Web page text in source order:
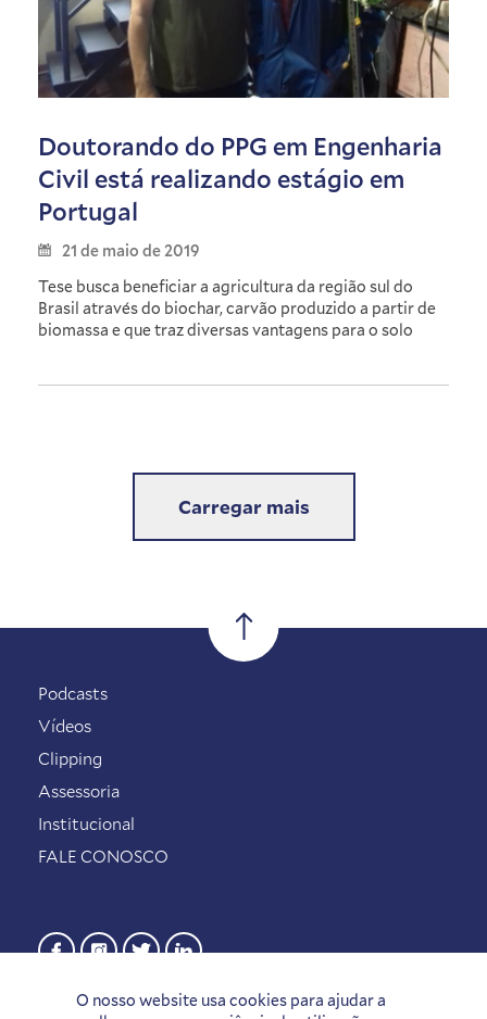
Doutorando do PPG em Engenharia
Civil está realizando estágio em
Portugal
21 de maio de 2019
Tese busca beneficiar a agricultura da região sul do
Brasil através do biochar, carvão produzido a partir de
biomassa e que traz diversas vantagens para o solo
Carregar mais
O nosso website usa cookies para ajudar a
Podcasts
Vídeos
Clipping
Assessoria
Institucional
FALE CONOSCO